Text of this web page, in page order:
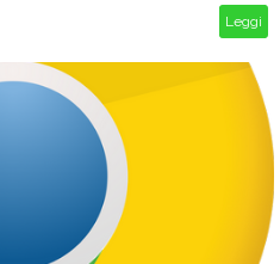
Leggi